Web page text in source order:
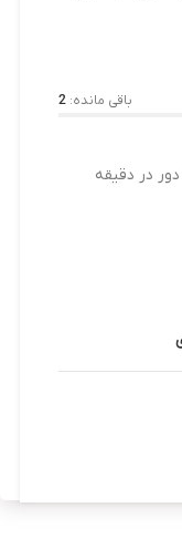
باقی مانده: 2